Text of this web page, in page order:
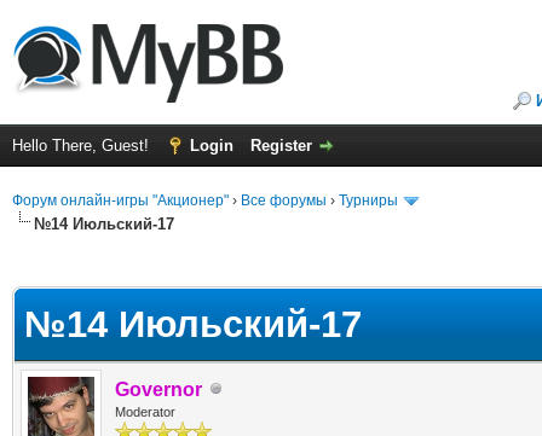
Hello There, Guest! Login Register
Форум онлайн-игры "Акционер" › Все форумы › Турниры
№14 Июльский-17
№14 Июльский-17
Governor
Moderator